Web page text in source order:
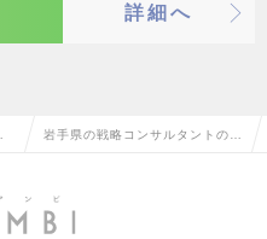
詳細へ
岩手県の戦略コンサルタントの転